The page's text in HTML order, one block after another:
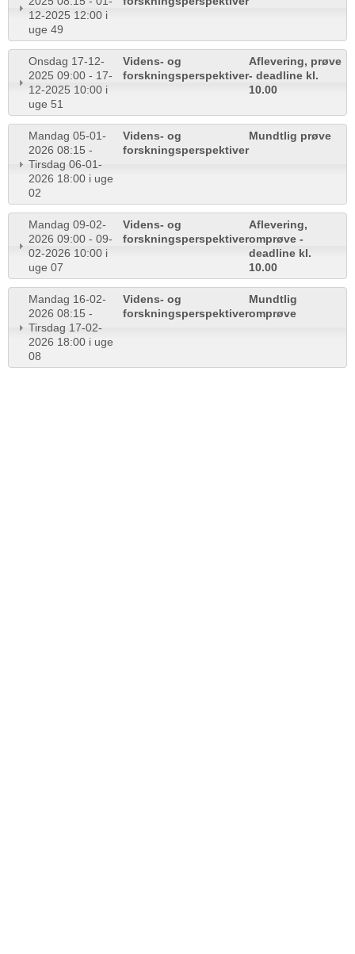
12-2025 12:00 i
uge 49
Onsdag 17-12-
2025 09:00 - 17-
12-2025 10:00 i
uge 51
Videns- og
forskningsperspektiver
Aflevering, prøve
- deadline kl.
10.00
Mandag 05-01-
2026 08:15 -
Tirsdag 06-01-
2026 18:00 i uge
02
Videns- og
forskningsperspektiver
Mundtlig prøve
Mandag 09-02-
2026 09:00 - 09-
02-2026 10:00 i
uge 07
Videns- og
forskningsperspektiver
Aflevering,
omprøve -
deadline kl.
10.00
Mandag 16-02-
2026 08:15 -
Tirsdag 17-02-
2026 18:00 i uge
08
Videns- og
forskningsperspektiver
Mundtlig
omprøve